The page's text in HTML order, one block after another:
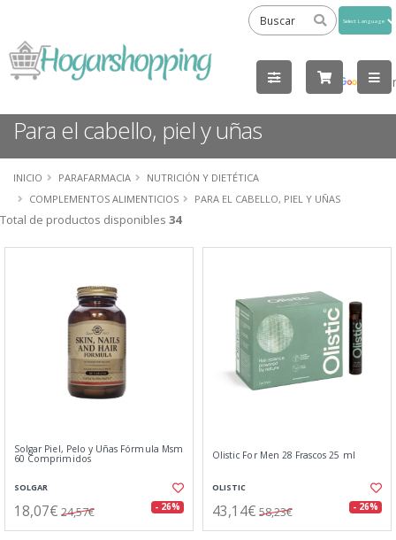
by
Para el cabello, piel y uñas
INICIO PARAFARMACIA
NUTRICIÓN Y DIETÉTICA
COMPLEMENTOS ALIMENTICIOS
PARA EL CABELLO, PIEL Y UÑAS
Total de productos disponibles 34
Solgar Piel, Pelo y Uñas Fórmula Msm
60 Comprimidos
SOLGAR
18,07€ 24,57€ - 26%
Olistic For Men 28 Frascos 25 ml
OLISTIC
43,14€ 58,23€ - 26%